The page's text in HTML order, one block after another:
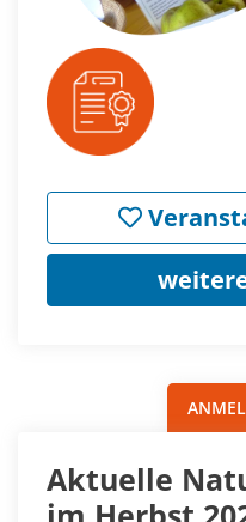
Aktuelle